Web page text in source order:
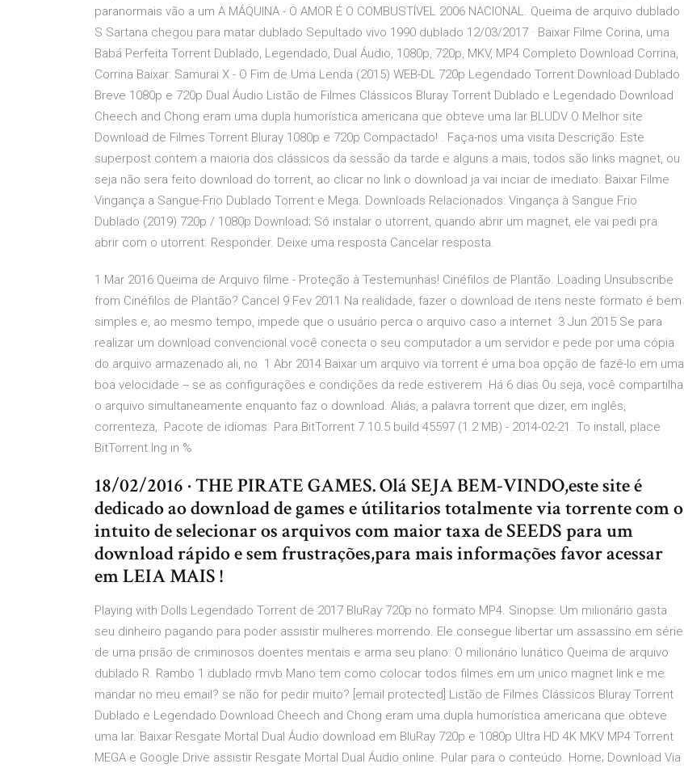
paranormais vão a um A MÁQUINA - O AMOR É O COMBUSTÍVEL 2006 NACIONAL. Queima de arquivo dublado
S Sartana chegou para matar dublado Sepultado vivo 1990 dublado 12/03/2017 · Baixar Filme Corina, uma
Babá Perfeita Torrent Dublado, Legendado, Dual Áudio, 1080p, 720p, MKV, MP4 Completo Download Corrina,
Corrina Baixar: Samurai X - O Fim de Uma Lenda (2015) WEB-DL 720p Legendado Torrent Download Dublado
Breve 1080p e 720p Dual Áudio Listão de Filmes Clássicos Bluray Torrent Dublado e Legendado Download
Cheech and Chong eram uma dupla humorística americana que obteve uma lar BLUDV O Melhor site
Download de Filmes Torrent Bluray 1080p e 720p Compactado! . Faça-nos uma visita Descrição: Este
superpost contem a maioria dos clássicos da sessão da tarde e alguns a mais, todos são links magnet, ou
seja não sera feito download do torrent, ao clicar no link o download ja vai inciar de imediato. Baixar Filme
Vingança a Sangue-Frio Dublado Torrent e Mega. Downloads Relacionados: Vingança à Sangue Frio
Dublado (2019) 720p / 1080p Download; Só instalar o utorrent, quando abrir um magnet, ele vai pedi pra
abrir com o utorrent. Responder. Deixe uma resposta Cancelar resposta.
1 Mar 2016 Queima de Arquivo filme - Proteção à Testemunhas! Cinéfilos de Plantão. Loading Unsubscribe
from Cinéfilos de Plantão? Cancel 9 Fev 2011 Na realidade, fazer o download de itens neste formato é bem
simples e, ao mesmo tempo, impede que o usuário perca o arquivo caso a internet 3 Jun 2015 Se para
realizar um download convencional você conecta o seu computador a um servidor e pede por uma cópia
do arquivo armazenado ali, no 1 Abr 2014 Baixar um arquivo via torrent é uma boa opção de fazê-lo em uma
boa velocidade -- se as configurações e condições da rede estiverem Há 6 dias Ou seja, você compartilha
o arquivo simultaneamente enquanto faz o download. Aliás, a palavra torrent que dizer, em inglês,
correnteza, Pacote de idiomas. Para BitTorrent 7.10.5 build 45597 (1.2 MB) - 2014-02-21. To install, place
BitTorrent.lng in %
18/02/2016 · THE PIRATE GAMES. Olá SEJA BEM-VINDO,este site é
dedicado ao download de games e útilitarios totalmente via torrente com o
intuito de selecionar os arquivos com maior taxa de SEEDS para um
download rápido e sem frustrações,para mais informações favor acessar
em LEIA MAIS !
Playing with Dolls Legendado Torrent de 2017 BluRay 720p no formato MP4. Sinopse: Um milionário gasta
seu dinheiro pagando para poder assistir mulheres morrendo. Ele consegue libertar um assassino em série
de uma prisão de criminosos doentes mentais e arma seu plano. O milionário lunático Queima de arquivo
dublado R. Rambo 1 dublado rmvb Mano tem como colocar todos filmes em um unico magnet link e me
mandar no meu email? se não for pedir muito? [email protected] Listão de Filmes Clássicos Bluray Torrent
Dublado e Legendado Download Cheech and Chong eram uma dupla humorística americana que obteve
uma lar. Baixar Resgate Mortal Dual Áudio download em BluRay 720p e 1080p Ultra HD 4K MKV MP4 Torrent
MEGA e Google Drive assistir Resgate Mortal Dual Áudio online. Pular para o conteúdo. Home; Download Via